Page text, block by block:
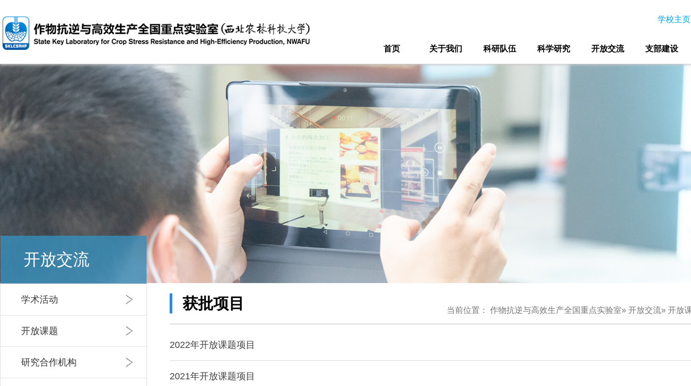
学校主页
首页 关于我们 科研队伍 科学研究 开放交流 支部建设
开放交流
学术活动
开放课题
研究合作机构
当前位置： 作物抗逆与高效生产全国重点实验室» 开放交流» 开放
获批项目
2022年开放课题项目
2021年开放课题项目